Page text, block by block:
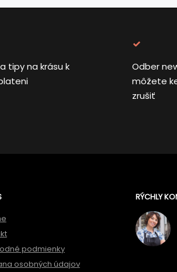
tipy na krásu k
Odber
môžete
zrušiť
podmienky
osobných údajov
RÝCHLY